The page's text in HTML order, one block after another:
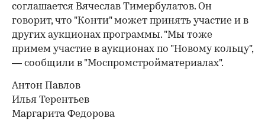
соглашается Вячеслав Тимербулатов. Он
говорит, что "Конти" может принять участие и в
других аукционах программы. "Мы тоже
примем участие в аукционах по "Новому кольцу",
— сообщили в "Моспромстройматериалах".
Антон Павлов
Илья Терентьев
Маргарита Федорова